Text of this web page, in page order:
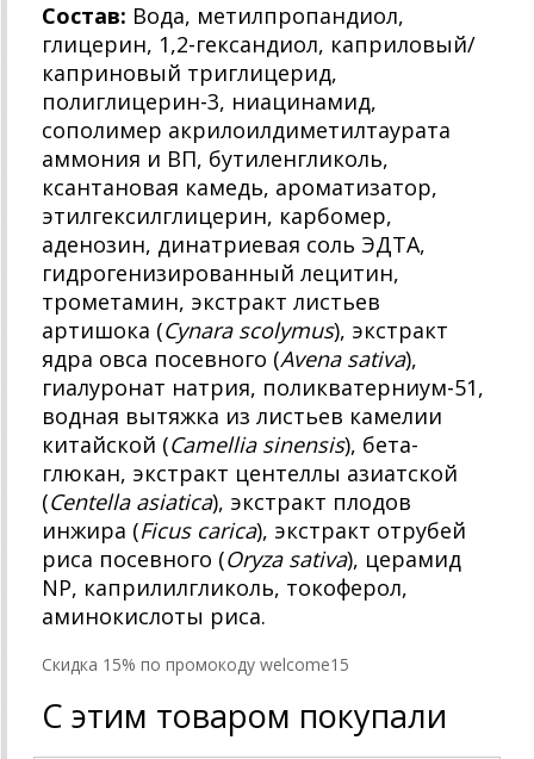
Состав: Вода, метилпропандиол,
глицерин, 1,2‑гександиол, каприловый/
каприновый триглицерид,
полиглицерин‑3, ниацинамид,
сополимер акрилоилдиметилтаурата
аммония и ВП, бутиленгликоль,
ксантановая камедь, ароматизатор,
этилгексилглицерин, карбомер,
аденозин, динатриевая соль ЭДТА,
гидрогенизированный лецитин,
трометамин, экстракт листьев
артишока (Cynara scolymus), экстракт
ядра овса посевного (Avena sativa),
гиалуронат натрия, поликватерниум‑51,
водная вытяжка из листьев камелии
китайской (Camellia sinensis), бета-
глюкан, экстракт центеллы азиатской
(Centella asiatica), экстракт плодов
инжира (Ficus carica), экстракт отрубей
риса посевного (Oryza sativa), церамид
NP, каприлилгликоль, токоферол,
аминокислоты риса.
Cкидка 15% по промокоду welcome15
С этим товаром покупали